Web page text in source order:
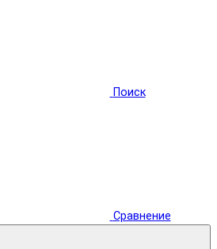
Поиск
Сравнение